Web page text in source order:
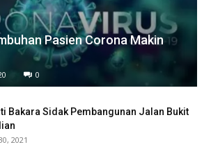
Pasien Corona Makin
0
Bakara Sidak Pembangunan Jalan Bukit
2021